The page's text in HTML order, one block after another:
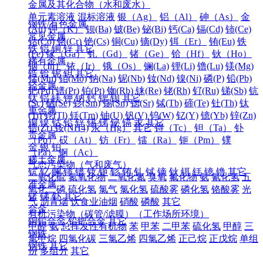
金属及其化合物（水和废水）
单元素溶液 混标溶液 银（Ag） 铝（Al） 砷（As）
金
(Au) 钾（K） 钡(Ba) 铍(Be) 铋(Bi) 钙(Ca) 镉(Cd) 铈(Ce)
钴(Co) 铬(Cr) 铯(Cs) 铜(Cu) 镝(Dy) 铒（Er） 铕(Eu) 铁
(Fe) 镓（Ga） 钆（Gd） 锗（Ge） 铪（Hf）
钬（Ho）
铟（In） 铱（Ir） 锇（Os） 镧(La) 锂(Li) 镥(Lu) 镁(Mg)
锰(Mn) 钼(Mo) 钠(Na) 铌(Nb) 钕(Nd) 镍(Ni) 磷(P) 铅(Pb)
钯(Pd) 镨(Pr) 铂(Pt) 铷(Rb) 铼(Re) 铑(Rh) 钌(Ru) 锑(Sb) 钪
(Sc) 硒(Se) 钐(Sm) 锡(Sn) 锶(Sr) 铽(Tb) 碲(Te) 钍(Th) 钛
(Ti) 铊(Tl) 铥(Tm) 铀(U) 钒(V) 钨(W) 钇(Y) 镱(Yb) 锌(Zn)
锆(Zr) 铵(NH4) 汞（Hg） 其它 锝（Tc） 钽（Ta）
钋
（Po） 砹（At） 钫（Fr） 镭（Ra） 钷（Pm）
镤
（Pa） 锕（Ac）
气态污染物（气和废气）
二氧化硫 氮氧化物 二氧化氮 臭氧 氟化物 氨 氰化氢 五
氧化二磷 硫化氢 氯气 氯化氢 硫酸雾 磷化氢 铬酸雾 光
气 沥青烟 饮食业油烟 硝酸 磷酸 其它
有机污染物（碳管/滤膜）（工作场所环境）
甲醛 氨 总挥发性有机物 苯 甲苯 二甲苯 硫化氢 甲醇 三
氯甲烷 四氯化碳 三氯乙烯 四氯乙烯 正己烷 正戊烷 单组
份 多组分 其它
钢铁/有色金属
常见金属
铁 铝 铜 锌 其它
稀有金属
锆 铪 铌 钽 其它
轻金属
钛 铝 镁 钾 钠 钙 锶 钡 其它
重金属
铜 镍 钴 铅 锌 锡 锑 铋 镉 汞 其它
贵金属
金 银 铂
稀土金属
钪 钇 镧 铈 镨 钕 钷 钐 铕 钆 铽 镝 钬 铒 铥 镱 镥 其它
准金属
锗 锑 钋 其它
合金
铜铅合金 铅钯合金 其它
钢铁
钢铁 其它